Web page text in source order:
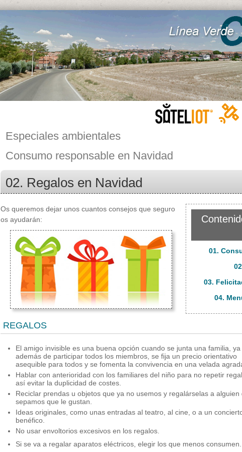
Especiales ambientales
Consumo responsable en Navidad
02. Regalos en Navidad
01.
03.
04.
Os queremos dejar unos cuantos consejos que seguro
os ayudarán:
REGALOS
El amigo invisible es una buena opción cuando se junta una familia, ya
además de participar todos los miembros, se fija un precio orientativo
asequible para todos y se fomenta la convivencia en una velada
Hablar con anterioridad con los familiares del niño para no repetir
así evitar la duplicidad de costes.
Reciclar prendas u objetos que ya no usemos y regalárselas a alguien
sepamos que le gustan.
Ideas originales, como unas entradas al teatro, al cine, o a un
benéfico.
No usar envoltorios excesivos en los regalos.
Si se va a regalar aparatos eléctricos, elegir los que menos consumen.